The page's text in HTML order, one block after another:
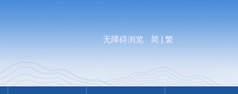
无障碍浏览 简 繁